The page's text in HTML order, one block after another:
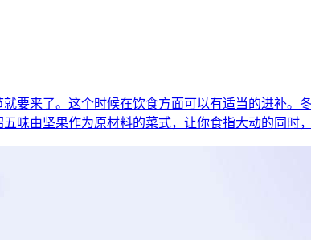
要来了。这个时候在饮食方面可以有适当的进补
味由坚果作为原材料的菜式，让你食指大动的同时，